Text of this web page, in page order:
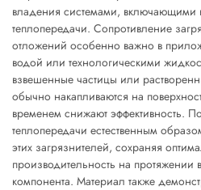
владения системами,
теплопередачи. Сопротивление
отложений особенно важно в
водой или технологическими
взвешенные частицы или
обычно накапливаются на
временем снижают эффективность.
теплопередачи естественным
этих загрязнителей, сохраняя
производительность на протяжении
компонента. Материал также